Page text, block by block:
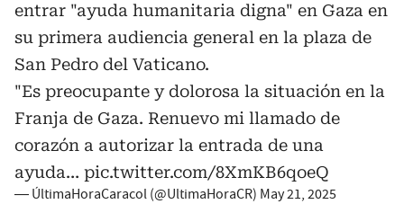
entrar "ayuda humanitaria digna" en Gaza en
su primera audiencia general en la plaza de
San Pedro del Vaticano.
"Es preocupante y dolorosa la situación en la
Franja de Gaza. Renuevo mi llamado de
corazón a autorizar la entrada de una
ayuda… pic.twitter.com/8XmKB6qoeQ
— ÚltimaHoraCaracol (@UltimaHoraCR) May 21, 2025